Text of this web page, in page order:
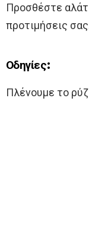
Προσθέστε
προτιμήσεις
Οδηγίες:
Πλένουμε το